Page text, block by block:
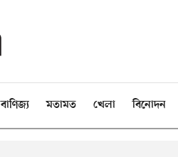
বাণিজ্য মতামত খেলা বিনোদন